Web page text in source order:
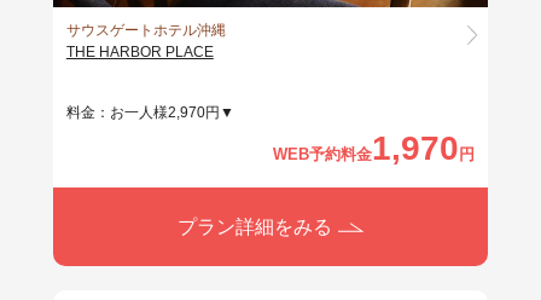
サウスゲートホテル沖縄
THE HARBOR PLACE
料金：お一人様2,970円▼
WEB予約料金1,970円
プラン詳細をみる